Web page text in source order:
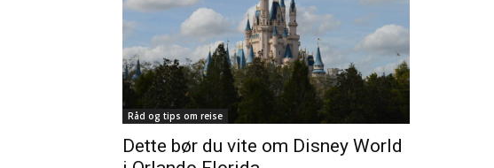
Råd og tips om reise
Dette bør du vite om Disney World